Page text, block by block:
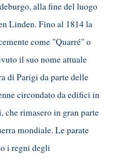
alla fine del luogo
Linden. Fino al 1814 la
come "Quarré" o
il suo nome attuale
di Parigi da parte delle
circondato da edifici in
che rimasero in gran parte
mondiale. Le parate
i regni degli